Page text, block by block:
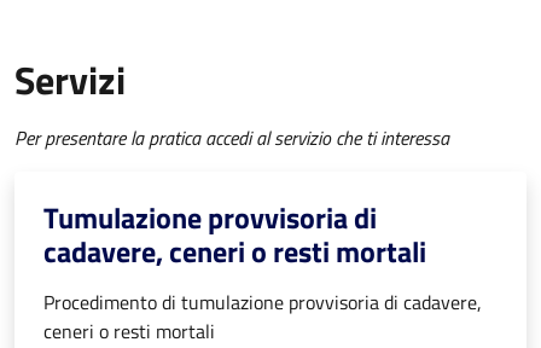
Servizi
Per presentare la pratica accedi al servizio che ti interessa
Tumulazione provvisoria di
cadavere, ceneri o resti mortali
Procedimento di tumulazione provvisoria di cadavere,
ceneri o resti mortali